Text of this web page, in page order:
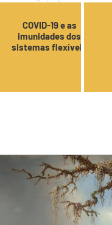
COVID-19 e as
imunidades dos
sistemas flexíveis